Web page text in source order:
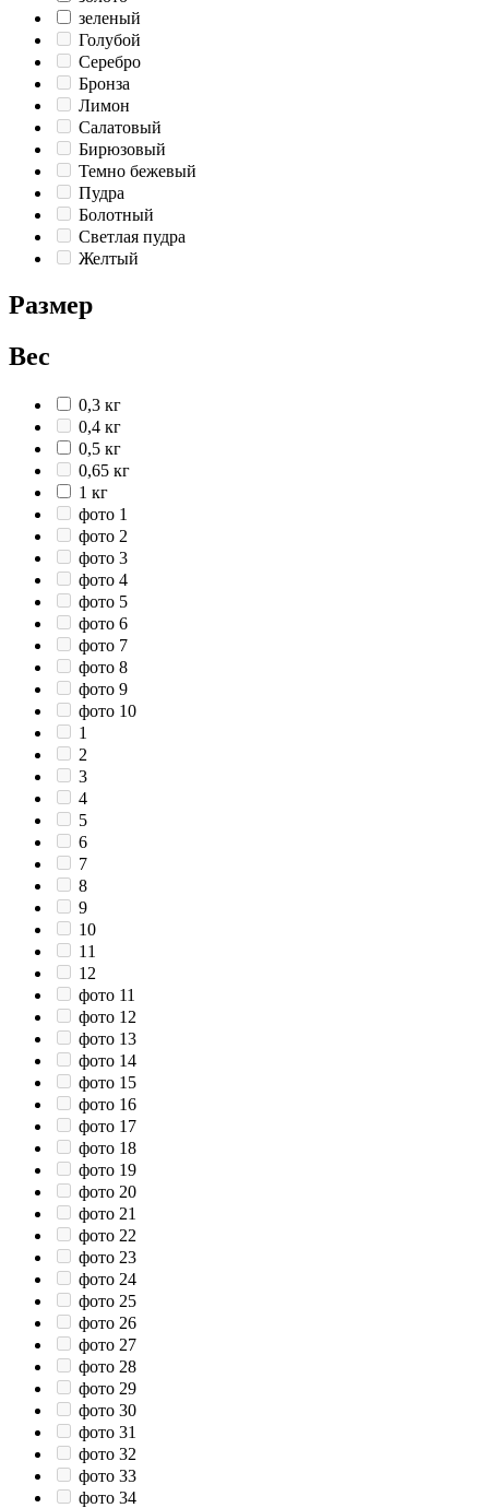
зеленый
Голубой
Серебро
Бронза
Лимон
Салатовый
Бирюзовый
Темно бежевый
Пудра
Болотный
Светлая пудра
Желтый
Размер
Вес
0,3 кг
0,4 кг
0,5 кг
0,65 кг
1 кг
фото 1
фото 2
фото 3
фото 4
фото 5
фото 6
фото 7
фото 8
фото 9
фото 10
1
2
3
4
5
6
7
8
9
10
11
12
фото 11
фото 12
фото 13
фото 14
фото 15
фото 16
фото 17
фото 18
фото 19
фото 20
фото 21
фото 22
фото 23
фото 24
фото 25
фото 26
фото 27
фото 28
фото 29
фото 30
фото 31
фото 32
фото 33
фото 34